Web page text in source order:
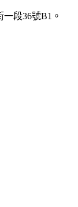
段36號B1。